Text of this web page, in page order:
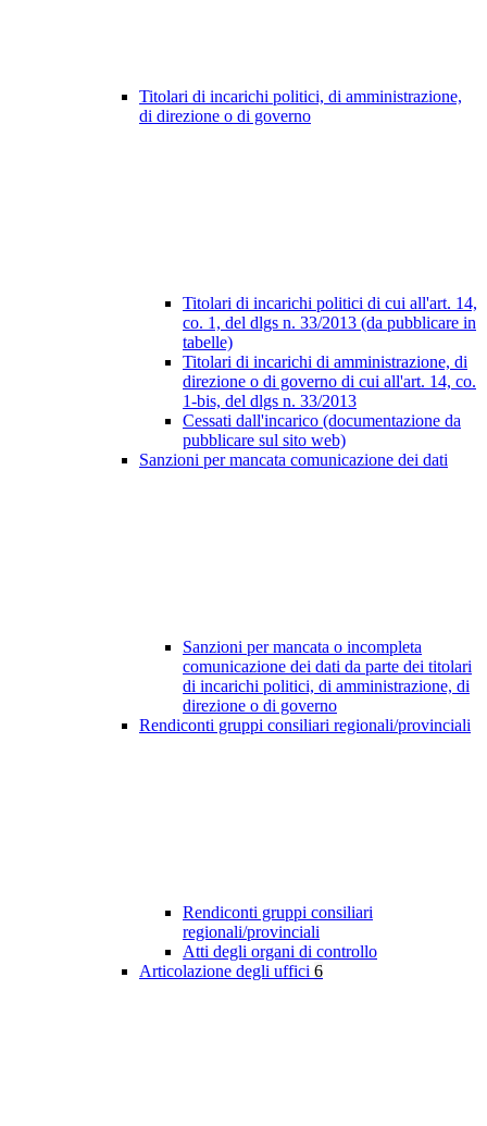
Titolari di incarichi politici, di amministrazione,
di direzione o di governo
Titolari di incarichi politici di cui all'art. 14,
co. 1, del dlgs n. 33/2013 (da pubblicare in
tabelle)
Titolari di incarichi di amministrazione, di
direzione o di governo di cui all'art. 14, co.
1-bis, del dlgs n. 33/2013
Cessati dall'incarico (documentazione da
pubblicare sul sito web)
Sanzioni per mancata comunicazione dei dati
Sanzioni per mancata o incompleta
comunicazione dei dati da parte dei titolari
di incarichi politici, di amministrazione, di
direzione o di governo
Rendiconti gruppi consiliari regionali/provinciali
Rendiconti gruppi consiliari
regionali/provinciali
Atti degli organi di controllo
Articolazione degli uffici 6